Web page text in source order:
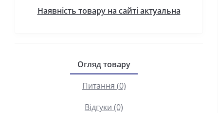
Наявність товару на сайті актуальна
Огляд товару
Питання (0)
Відгуки (0)